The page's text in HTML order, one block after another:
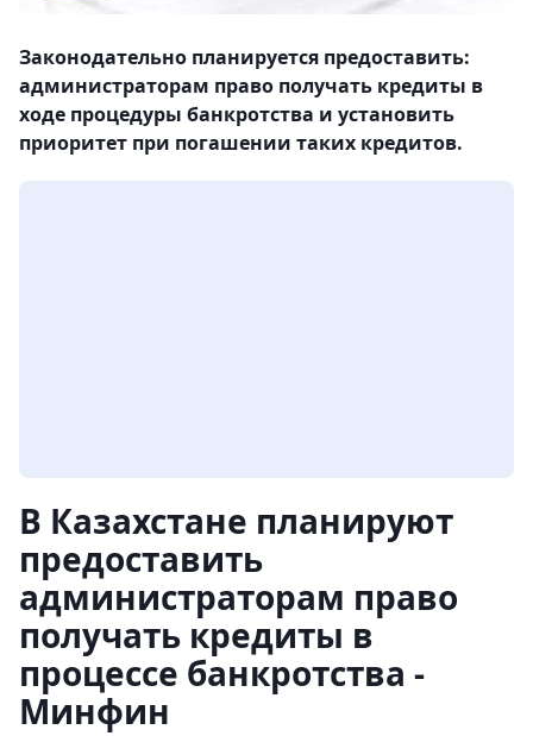
Законодательно планируется предоставить:
администраторам право получать кредиты в
ходе процедуры банкротства и установить
приоритет при погашении таких кредитов.
В Казахстане планируют
предоставить
администраторам право
получать кредиты в
процессе банкротства -
Минфин